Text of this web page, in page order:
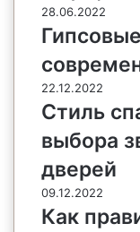
28.06.2022
22.12.2022
Стиль
выбора
дверей
09.12.2022
Как